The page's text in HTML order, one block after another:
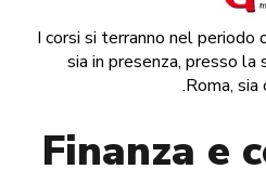
I corsi si terranno nel
sia in presenza, presso
Roma,
Finanza e